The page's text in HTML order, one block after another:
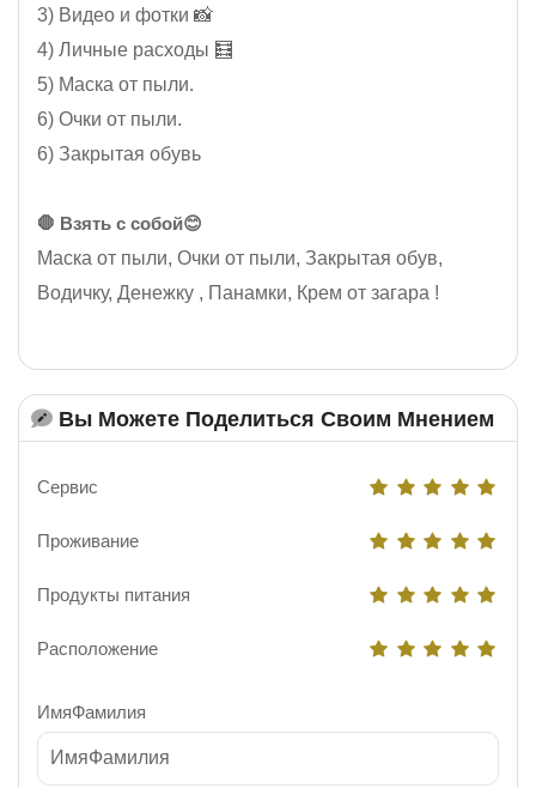
3) Видео и фотки 📸
4) Личные расходы 🧮
5) Маска от пыли.
6) Очки от пыли.
6) Закрытая обувь
🛑 Взять с собой😊
Маска от пыли, Очки от пыли, Закрытая обув,
Водичку, Денежку , Панамки, Крем от загара !
Вы Можете Поделиться Своим Мнением
Сервис
Проживание
Продукты питания
Расположение
ИмяФамилия